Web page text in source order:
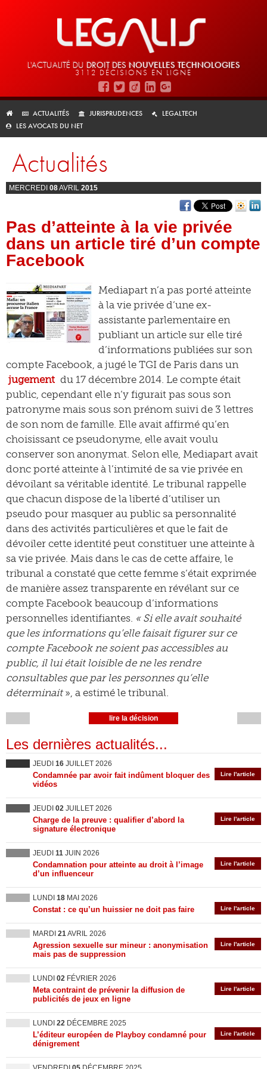
L'ACTUALITÉ DU DROIT DES NOUVELLES TECHNOLOGIES
3112 DÉCISIONS EN LIGNE
ACTUALITÉS JURISPRUDENCES
LEGALTECH
LES AVOCATS DU NET
Actualités
MERCREDI 08AVRIL 2015
Pas d’atteinte à la vie privée
dans un article tiré d’un compte
Facebook
Mediapart n’a pas porté atteinte
à la vie privée d’une ex-
assistante parlementaire en
publiant un article sur elle tiré
d’informations publiées sur son
compte Facebook, a jugé le TGI de Paris dans un
jugement du 17 décembre 2014. Le compte était
public, cependant elle n’y figurait pas sous son
patronyme mais sous son prénom suivi de 3 lettres
de son nom de famille. Elle avait affirmé qu’en
choisissant ce pseudonyme, elle avait voulu
conserver son anonymat. Selon elle, Mediapart avait
donc porté atteinte à l’intimité de sa vie privée en
dévoilant sa véritable identité. Le tribunal rappelle
que chacun dispose de la liberté d’utiliser un
pseudo pour masquer au public sa personnalité
dans des activités particulières et que le fait de
dévoiler cette identité peut constituer une atteinte à
sa vie privée. Mais dans le cas de cette affaire, le
tribunal a constaté que cette femme s’était exprimée
de manière assez transparente en révélant sur ce
compte Facebook beaucoup d’informations
personnelles identifiantes. « Si elle avait souhaité
que les informations qu’elle faisait figurer sur ce
compte Facebook ne soient pas accessibles au
public, il lui était loisible de ne les rendre
consultables que par les personnes qu’elle
déterminait», a estimé le tribunal.
lire la décision
Les dernières actualités...
JEUDI 16 JUILLET 2026
Lire l'article
Condamnée par avoir fait indûment bloquer des
vidéos
JEUDI 02 JUILLET 2026
Lire l'article
Charge de la preuve : qualifier d’abord la
signature électronique
JEUDI 11 JUIN 2026
Lire l'article
Condamnation pour atteinte au droit à l’image
d’un influenceur
LUNDI 18 MAI 2026
Lire l'article
Constat : ce qu’un huissier ne doit pas faire
MARDI 21AVRIL 2026
Lire l'article
Agression sexuelle sur mineur : anonymisation
mais pas de suppression
LUNDI 02 FÉVRIER 2026
Lire l'article
Meta contraint de prévenir la diffusion de
publicités de jeux en ligne
LUNDI 22 DÉCEMBRE 2025
Lire l'article
L’éditeur européen de Playboy condamné pour
dénigrement